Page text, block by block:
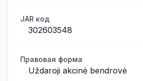
JAR код
302603548
Правовая форма
Uždaroji akcinė bendrovė